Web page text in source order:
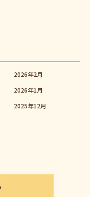
2026年2月
2026年1月
2025年12月